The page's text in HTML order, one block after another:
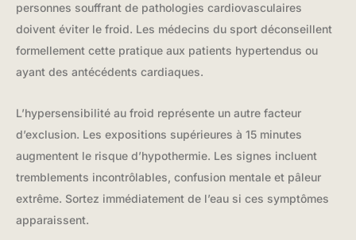
personnes souffrant de pathologies cardiovasculaires
doivent éviter le froid. Les médecins du sport déconseillent
formellement cette pratique aux patients hypertendus ou
ayant des antécédents cardiaques.
L’hypersensibilité au froid représente un autre facteur
d’exclusion. Les expositions supérieures à 15 minutes
augmentent le risque d’hypothermie. Les signes incluent
tremblements incontrôlables, confusion mentale et pâleur
extrême. Sortez immédiatement de l’eau si ces symptômes
apparaissent.